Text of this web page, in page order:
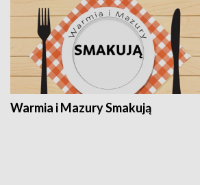
Warmia i Mazury Smakują